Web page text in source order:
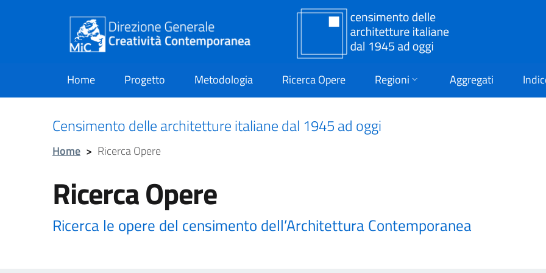
Home
current Progetto Metodologia Ricerca Opere Regioni Aggregati
Censimento delle architetture italiane dal 1945 ad oggi
Home > Ricerca Opere
Ricerca Opere
Ricerca le opere del censimento dell’Architettura Contemporanea